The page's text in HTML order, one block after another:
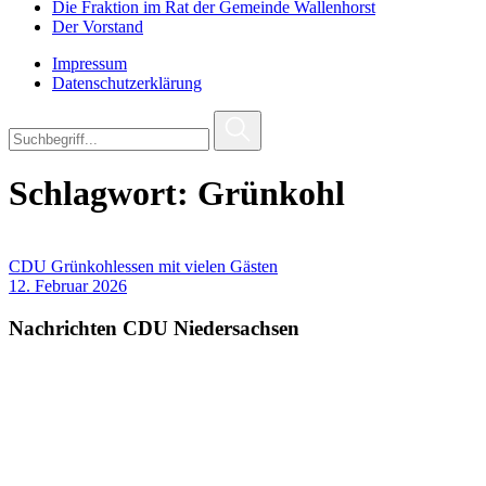
Die Fraktion im Rat der Gemeinde Wallenhorst
Der Vorstand
Impressum
Datenschutzerklärung
Schlagwort: Grünkohl
CDU Grünkohlessen mit vielen Gästen
12. Februar 2026
Nachrichten CDU Niedersachsen